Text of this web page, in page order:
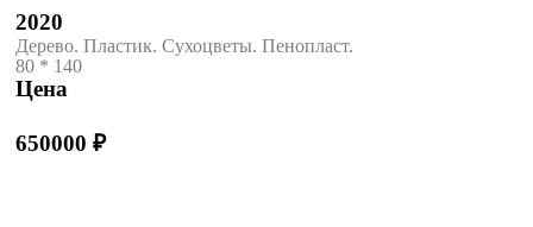
2020
Дерево. Пластик. Сухоцветы. Пенопласт.
80 * 140
Цена
650000 ₽